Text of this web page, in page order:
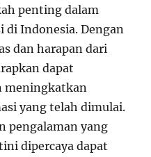
penting dalam
di Indonesia. Dengan
dan harapan dari
dapat
meningkatkan
yang telah dimulai.
pengalaman yang
dipercaya dapat